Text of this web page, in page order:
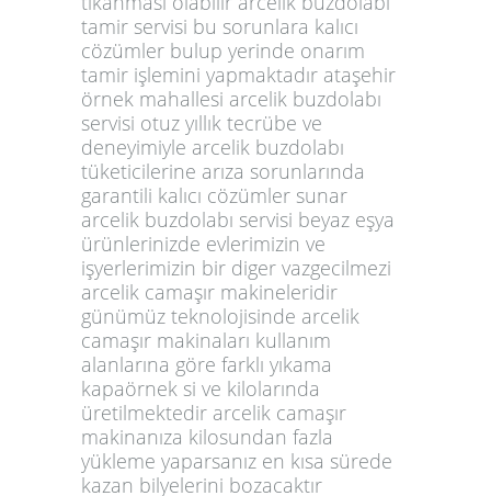
tamir servisi bu sorunlara kalıcı
cözümler bulup yerinde onarım
tamir işlemini yapmaktadır ataşehir
örnek mahallesi arcelik buzdolabı
servisi otuz yıllık tecrübe ve
deneyimiyle arcelik buzdolabı
tüketicilerine arıza sorunlarında
garantili kalıcı cözümler sunar
arcelik buzdolabı servisi beyaz eşya
ürünlerinizde evlerimizin ve
işyerlerimizin bir diger vazgecilmezi
arcelik camaşır makineleridir
günümüz teknolojisinde arcelik
camaşır makinaları kullanım
alanlarına göre farklı yıkama
kapaörnek si ve kilolarında
üretilmektedir arcelik camaşır
makinanıza kilosundan fazla
yükleme yaparsanız en kısa sürede
kazan bilyelerini bozacaktır